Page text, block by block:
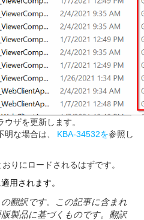
ザを更新します。
な場合は、
KBA-34532を参照し
りにロードされるはずです。
用されます。
翻訳です。 この記事に含まれ
製品に基づくものです。翻訳